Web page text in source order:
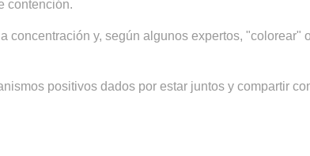
contención.
concentración y, según algunos expertos,
positivos dados por estar juntos y compartir